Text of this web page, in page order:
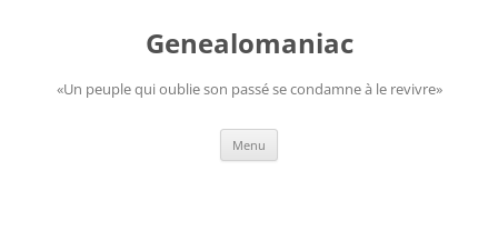
Genealomaniac
«Un peuple qui oublie son passé se condamne à le revivre»
Menu